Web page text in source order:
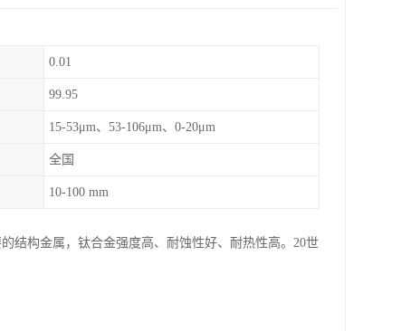
0.01
99.95
15-53μm、53-106μm、0-20μm
全国
10-100 mm
结构金属，钛合金强度高、耐蚀性好、耐热性高。20世